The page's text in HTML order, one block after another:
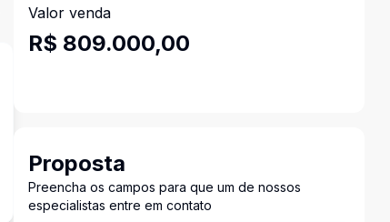
Valor venda
R$ 809.000,00
Proposta
Preencha os campos para que um de nossos
especialistas entre em contato